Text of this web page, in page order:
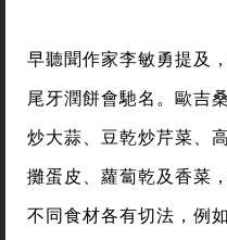
早聽聞作家李敏勇提及
尾牙潤餅會馳名。歐吉
炒大蒜、豆乾炒芹菜、
攤蛋皮、蘿蔔乾及香菜
不同食材各有切法，例